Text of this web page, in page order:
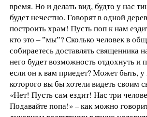
время. Но и делать вид, будто у нас
будет нечестно. Говорят в одной
построить храм! Пусть поп к нам
кто это – ‟мыˮ? Сколько человек в
собираетесь доставлять священника
него будет возможность отдохнуть и
если он к вам приедет? Может быть, у
которого вы бы хотели видеть своим
«Нет! Пусть сам ездит! Нас три
Подавайте попа!» – как можно